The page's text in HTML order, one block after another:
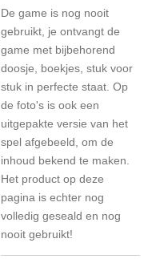
De game is nog nooit
gebruikt, je ontvangt de
game met bijbehorend
doosje, boekjes, stuk voor
stuk in perfecte staat. Op
de foto's is ook een
uitgepakte versie van het
spel afgebeeld, om de
inhoud bekend te maken.
Het product op deze
pagina is echter nog
volledig geseald en nog
nooit gebruikt!